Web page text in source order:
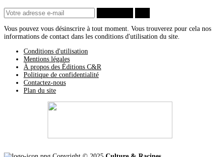
Décembre
Novembre(25)
Octobre(28)
Septembre(16)
Juillet(17)
Juin(19)
Mai(27)
Avril(29)
Mars
Février
(42)
Septembre(5)
Juillet(4)
Vous pouvez vous désinscrire à tout moment. Vous trouverez pour cela nos
informations de contact dans les conditions d'utilisation du site.
Conditions d'utilisation
Mentions légales
À propos des Éditions C&R
Politique de confidentialité
Contactez-nous
Plan du site